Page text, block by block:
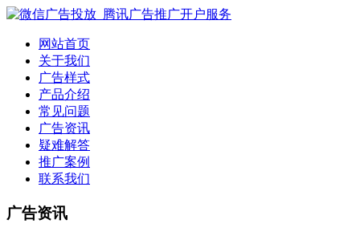
网站首页
关于我们
广告样式
产品介绍
常见问题
广告资讯
疑难解答
推广案例
联系我们
广告资讯